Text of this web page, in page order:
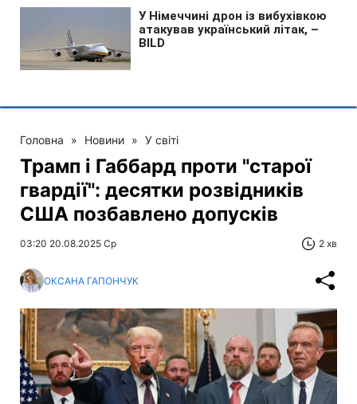
Головна » Новини » У світі
Трамп і Габбард проти "старої
гвардії": десятки розвідників
США позбавлено допусків
03:20 20.08.2025 Ср 2 хв
ОКСАНА ГАПОНЧУК